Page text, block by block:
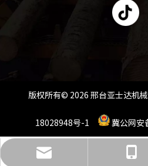
版权所有© 2026 邢台亚士达机
18028948号-1 冀公网安